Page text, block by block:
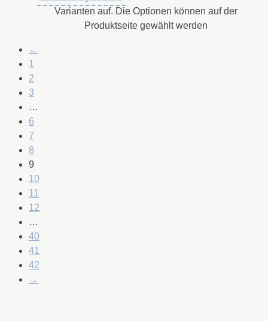
Varianten auf. Die Optionen können auf der
Produktseite gewählt werden
←
1
2
3
…
6
7
8
9
10
11
12
…
40
41
42
→